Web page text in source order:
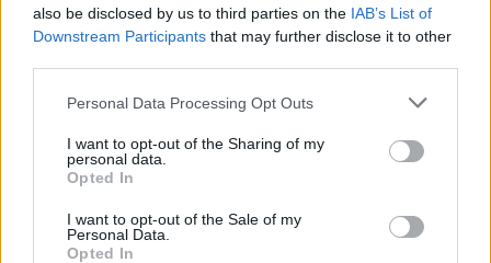
also be disclosed by us to third parties on the IAB’s List of
Downstream Participants that may further disclose it to other
Personal Data Processing Opt Outs
I want to opt-out of the Sharing of my
personal data.
Opted In
I want to opt-out of the Sale of my
Personal Data.
Opted In